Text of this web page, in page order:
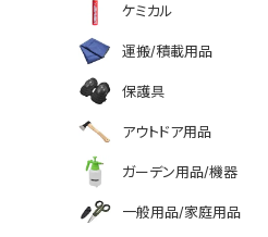
ケミカル
運搬/積載用品
保護具
アウトドア用品
ガーデン用品/機器
一般用品/家庭用品